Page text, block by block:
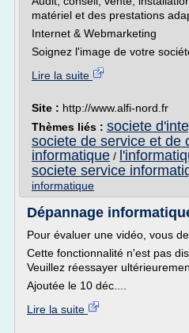
matériel et des prestations
Internet & Webmarketing
Soignez l'image de votre
Lire la suite
Site : http://www.alfi-nord.fr
Thèmes liés : societe
societe de service et de
informatique /
societe service
informatique
Dépannage
Pour évaluer une vidéo, vous
Cette fonctionnalité n'est pas
Veuillez réessayer
Ajoutée le 10 déc....
Lire la suite